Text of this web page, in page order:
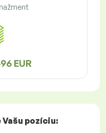
EUR
Vašu pozíciu: